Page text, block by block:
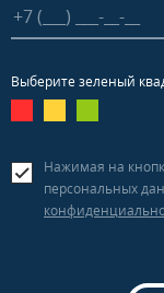
Выберите зеленый
Нажимая на
персональных